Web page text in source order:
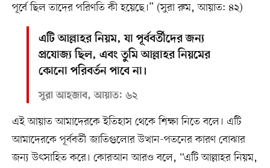
পূর্বে ছিল তাদের পরিণতি কী হয়েছে।” (সুরা রুম, আয়াত: ৪২)
এটি আল্লাহর নিয়ম, যা পূর্ববর্তীদের জন্য
প্রযোজ্য ছিল, এবং তুমি আল্লাহর নিয়মের
কোনো পরিবর্তন পাবে না।
সুরা আহজাব, আয়াত: ৬২
এই আয়াত আমাদেরকে ইতিহাস থেকে শিক্ষা নিতে বলে। এটি
আমাদেরকে পূর্ববর্তী জাতিগুলোর উত্থান-পতনের কারণ বোঝার
জন্য উৎসাহিত করে। কোরআন আরও বলে, “এটি আল্লাহর নিয়ম,